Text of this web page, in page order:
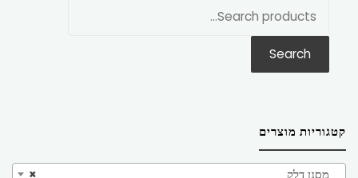
Search
קטגוריות מוצרים